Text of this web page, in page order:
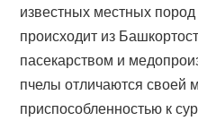
известных местных
происходит из
пасекарством и
пчелы отличаются своей
приспособленностью к